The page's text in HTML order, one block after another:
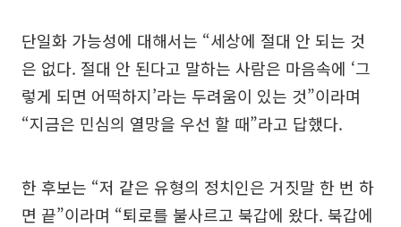
단일화 가능성에 대해서는 “세상에 절대 안 되는 것
은 없다. 절대 안 된다고 말하는 사람은 마음속에 ‘그
렇게 되면 어떡하지’라는 두려움이 있는 것”이라며
“지금은 민심의 열망을 우선 할 때”라고 답했다.
한 후보는 “저 같은 유형의 정치인은 거짓말 한 번 하
면 끝”이라며 “퇴로를 불사르고 북갑에 왔다. 북갑에